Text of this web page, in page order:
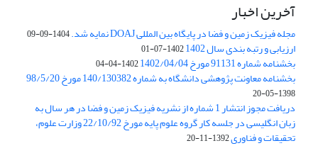
آخرین اخبار
مجله فیزیک زمین و فضا در پایگاه بین المللی DOAJ نمایه شد. 1404-09-09
ارزیابی و رتبه بندی سال 1402 1402-07-01
بخشنامه شماره 91131 مورخ 1402/04/04 1402-04-04
بخشنامه معاونت پژوهشی دانشگاه به شماره 140/130382 مورخ 98/5/20
1398-05-20
دریافت مجوز انتشار 1 شماره از نشریه فیزیک زمین و فضا در هر سال به
زبان انگلیسی در جلسه کار گروه علوم پایه مورخ 22/10/92 وزارت علوم،
تحقیقات و فناوری1392-11-20